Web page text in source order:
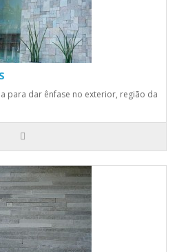
para dar ênfase no exterior, região da